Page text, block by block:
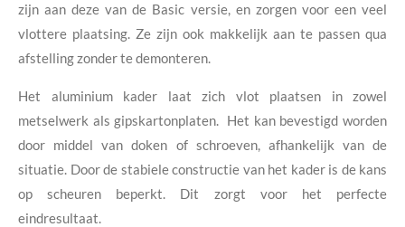
zijn aan deze van de Basic versie, en zorgen voor een veel
vlottere plaatsing. Ze zijn ook makkelijk aan te passen qua
afstelling zonder te demonteren.
Het aluminium kader laat zich vlot plaatsen in zowel
metselwerk als gipskartonplaten. Het kan bevestigd worden
door middel van doken of schroeven, afhankelijk van de
situatie. Door de stabiele constructie van het kader is de kans
op scheuren beperkt. Dit zorgt voor het perfecte
eindresultaat.